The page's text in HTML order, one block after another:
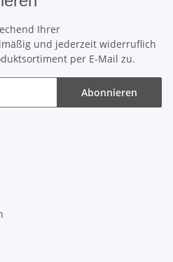
Ihrer
und jederzeit widerruflich
per E-Mail zu.
Abonnieren